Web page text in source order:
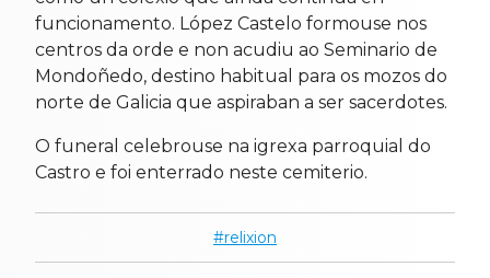
funcionamento. López Castelo formouse nos
centros da orde e non acudiu ao Seminario de
Mondoñedo, destino habitual para os mozos do
norte de Galicia que aspiraban a ser sacerdotes.
O funeral celebrouse na igrexa parroquial do
Castro e foi enterrado neste cemiterio.
relixion